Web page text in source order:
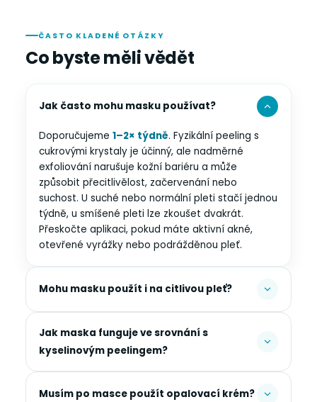
ČASTO KLADENÉ OTÁZKY
Co byste měli vědět
Jak často mohu masku používat?
Doporučujeme 1–2× týdně. Fyzikální peeling s
cukrovými krystaly je účinný, ale nadměrné
exfoliování narušuje kožní bariéru a může
způsobit přecitlivělost, začervenání nebo
suchost. U suché nebo normální pleti stačí jednou
týdně, u smíšené pleti lze zkoušet dvakrát.
Přeskočte aplikaci, pokud máte aktivní akné,
otevřené vyrážky nebo podrážděnou pleť.
Mohu masku použít i na citlivou pleť?
Jak maska funguje ve srovnání s
kyselinovým peelingem?
Musím po masce použít opalovací krém?